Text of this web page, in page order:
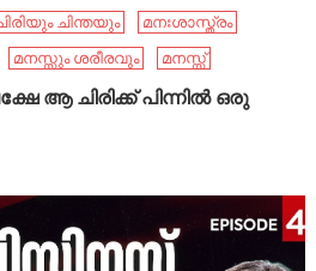
ചിന്തയും
മനഃശാസ്ത്രം
മനസ്സും ശരീരവും മനസ്സ്
ആ ചിരിക്ക് പിന്നിൽ ഒരു